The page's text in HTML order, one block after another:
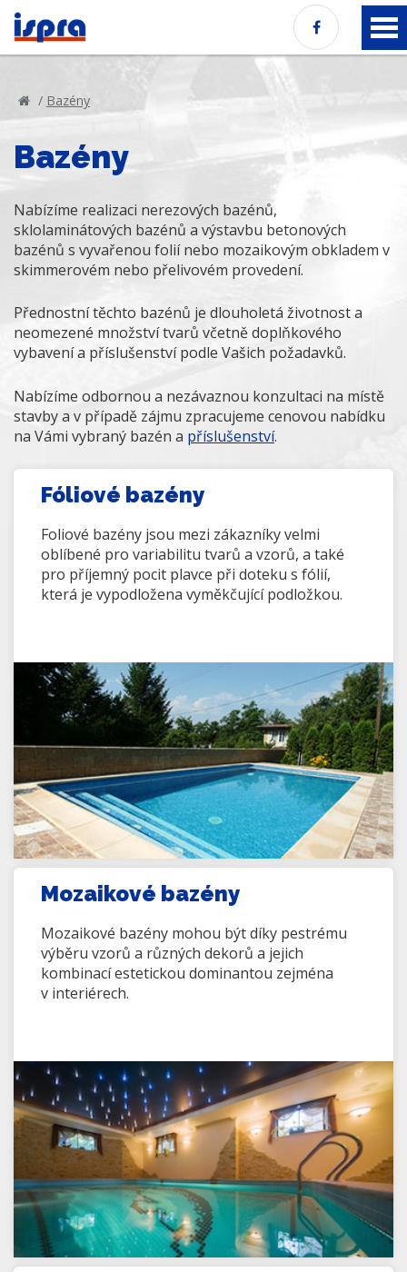
/ Bazény
Bazény
Nabízíme realizaci nerezových bazénů,
sklolaminátových bazénů a výstavbu betonových
bazénů s vyvařenou folií nebo mozaikovým obkladem v
skimmerovém nebo přelivovém provedení.
Přednostní těchto bazénů je dlouholetá životnost a
neomezené množství tvarů včetně doplňkového
vybavení a příslušenství podle Vašich požadavků.
Nabízíme odbornou a nezávaznou konzultaci na místě
stavby a v případě zájmu zpracujeme cenovou nabídku
na Vámi vybraný bazén a příslušenství.
Fóliové bazény
Foliové bazény jsou mezi zákazníky velmi
oblíbené pro variabilitu tvarů a vzorů, a také
pro příjemný pocit plavce při doteku s fólií,
která je vypodložena vyměkčující podložkou.
Mozaikové bazény
Mozaikové bazény mohou být díky pestrému
výběru vzorů a různých dekorů a jejich
kombinací estetickou dominantou zejména
v interiérech.